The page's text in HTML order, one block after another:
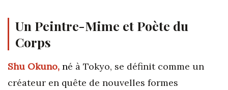
Un Peintre-Mime et Poète du
Corps
Shu Okuno, né à Tokyo, se définit comme un
créateur en quête de nouvelles formes